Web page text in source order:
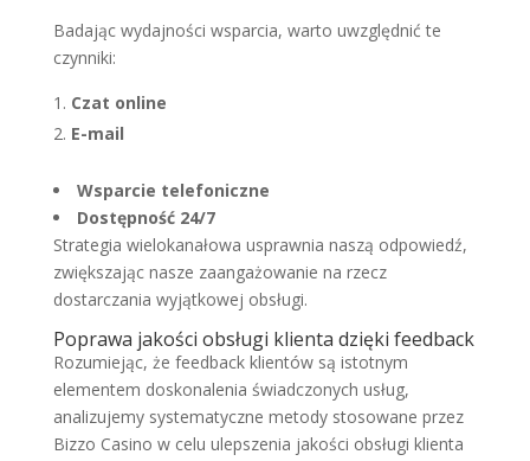
Badając wydajności wsparcia, warto uwzględnić te
czynniki:
Czat online
E-mail
Wsparcie telefoniczne
Dostępność 24/7
Strategia wielokanałowa usprawnia naszą odpowiedź,
zwiększając nasze zaangażowanie na rzecz
dostarczania wyjątkowej obsługi.
Poprawa jakości obsługi klienta dzięki feedback
Rozumiejąc, że feedback klientów są istotnym
elementem doskonalenia świadczonych usług,
analizujemy systematyczne metody stosowane przez
Bizzo Casino w celu ulepszenia jakości obsługi klienta